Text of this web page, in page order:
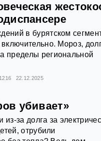
в бурятском
Мороз,
пределы региональной
22.12.2025
убивает»
за долга за
отрубили